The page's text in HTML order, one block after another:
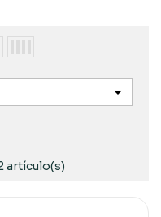

artículo(s)